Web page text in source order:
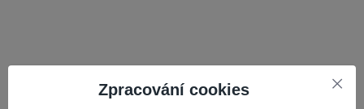
Zpracování cookies